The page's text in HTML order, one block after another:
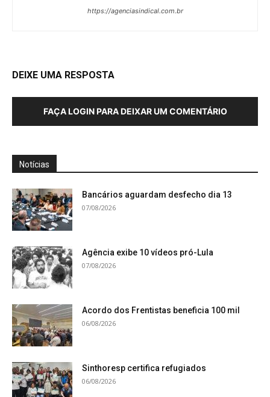
https://agenciasindical.com.br
DEIXE UMA RESPOSTA
FAÇA LOGIN PARA DEIXAR UM COMENTÁRIO
Notícias
Bancários aguardam desfecho dia 13
07/08/2026
Agência exibe 10 vídeos pró-Lula
07/08/2026
Acordo dos Frentistas beneficia 100 mil
06/08/2026
Sinthoresp certifica refugiados
06/08/2026